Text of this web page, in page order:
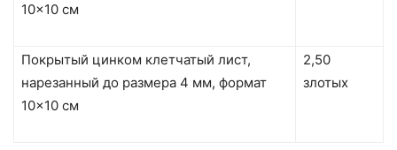
10×10 см
Покрытый цинком клетчатый лист,
нарезанный до размера 4 мм, формат
10×10 см
2,50
злотых